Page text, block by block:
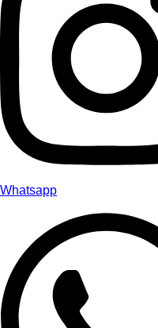
Whatsapp